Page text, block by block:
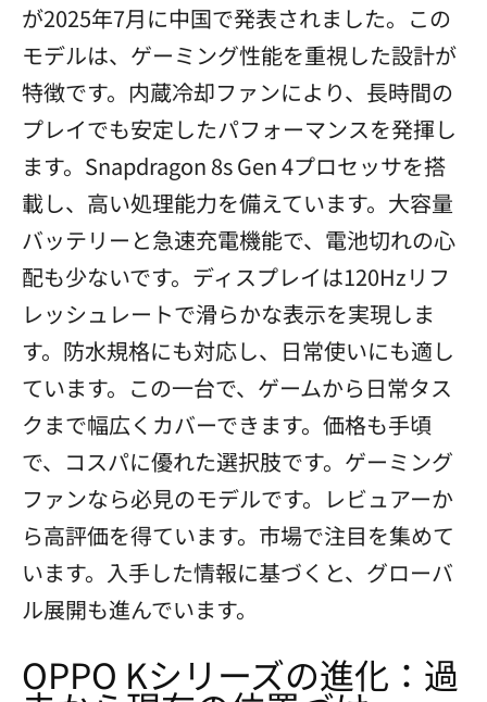
が2025年7月に中国で発表されました。この
モデルは、ゲーミング性能を重視した設計が
特徴です。内蔵冷却ファンにより、長時間の
プレイでも安定したパフォーマンスを発揮し
ます。Snapdragon 8s Gen 4プロセッサを搭
載し、高い処理能力を備えています。大容量
バッテリーと急速充電機能で、電池切れの心
配も少ないです。ディスプレイは120Hzリフ
レッシュレートで滑らかな表示を実現しま
す。防水規格にも対応し、日常使いにも適し
ています。この一台で、ゲームから日常タス
クまで幅広くカバーできます。価格も手頃
で、コスパに優れた選択肢です。ゲーミング
ファンなら必見のモデルです。レビュアーか
ら高評価を得ています。市場で注目を集めて
います。入手した情報に基づくと、グローバ
ル展開も進んでいます。
OPPO Kシリーズの進化：過